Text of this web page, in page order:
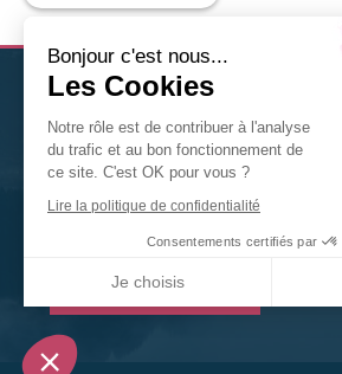
thérapeute
à Nancy . Nutrition, fleurs de Bach,
phytothérapie... n'hésitez pas à la
renseignement ou toute prise de
Prendre rendez-vous
Bonjour c'est nous...
Les Cookies
Notre rôle est de contribuer à l'analyse
du trafic et au bon fonctionnement de
ce site. C'est OK pour vous ?
Lire la politique de confidentialité
Consentements certifiés par
Je choisis
Axeptio consent
Plateforme de Gestion du Consentement : Personnalisez
Notre plateforme vous permet d'adapter et de gérer vos